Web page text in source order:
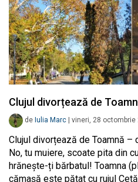
Clujul divorțează de
de Iulia Marc vineri, 28 octombrie
Clujul divorțează de Toamnă –
No, tu muiere, scoate pita din
hrănește-ți bărbatul! Toamna
cămașă este pătat cu rujul